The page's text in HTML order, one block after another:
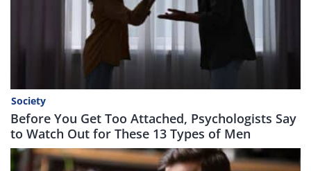
Society
Before You Get Too Attached, Psychologists Say
to Watch Out for These 13 Types of Men